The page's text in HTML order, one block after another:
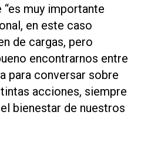
muy importante
en este caso
de cargas, pero
encontrarnos entre
para conversar sobre
acciones, siempre
bienestar de nuestros